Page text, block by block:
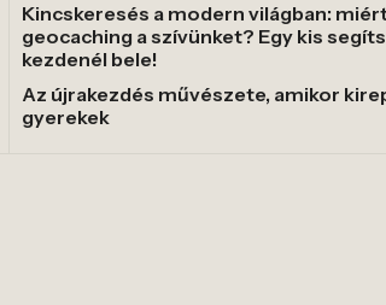
Kincskeresés a modern világban:
geocaching a szívünket? Egy kis
kezdenél bele!
Az újrakezdés művészete, amikor
gyerekek